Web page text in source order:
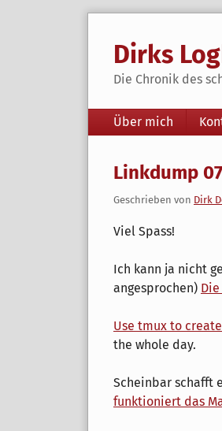
Dirks
Die Chronik des
Navigation
Über mich
Linkdump
Geschrieben von Dirk
Viel Spass!
Ich kann ja nicht
angesprochen)
Use tmux to
the whole day.
Scheinbar schafft
funktioniert das